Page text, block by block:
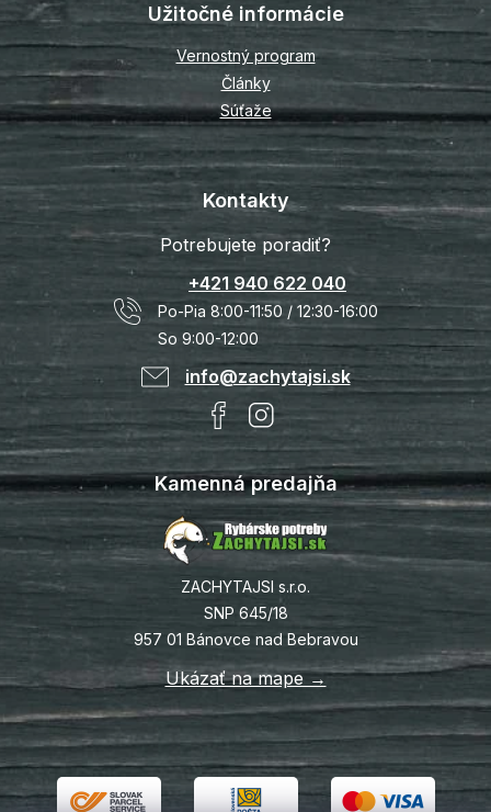
Užitočné informácie
Vernostný program
Články
Súťaže
Kontakty
Potrebujete poradiť?
+421 940 622 040
Po-Pia 8:00-11:50 / 12:30-16:00
So 9:00-12:00
info@zachytajsi.sk
Kamenná predajňa
ZACHYTAJSI s.r.o.
SNP 645/18
957 01 Bánovce nad Bebravou
Ukázať na mape →